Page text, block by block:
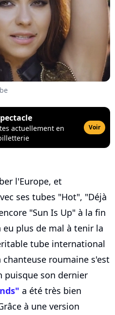
actuellement en
Voir
l'Europe, et
ses tubes "Hot", "Déjà
"Sun Is Up" à la fin
eu plus de mal à tenir la
tube international
roumaine s'est
puisque son dernier
a été très bien
à une version